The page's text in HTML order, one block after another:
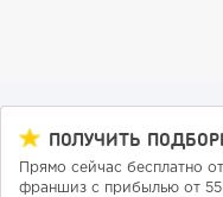
ПОЛУЧИТЬ
Прямо сейчас бесплатно
франшиз с прибылью от